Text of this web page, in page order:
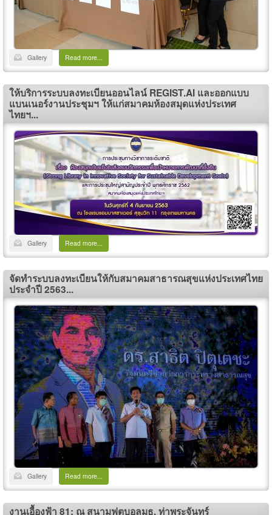
Gallery Read more...
ให้บริการระบบลงทะเบียนออนไลน์ REGIST.AI และออกแบบ
แบนเนอร์งานประชุมฯ ให้แก่สมาคมห้องสมุดแห่งประเทศ
ไทยฯ...
Gallery Read more...
จัดทำระบบลงทะเบียนให้กับสมาคมสาธารณสุขแห่งประเทศไทย
ประจำปี 2563...
Gallery Read more...
งานเอื้องฟ้า 81: ณ สนามฟุตบอลมธ. ท่าพระจันทร์